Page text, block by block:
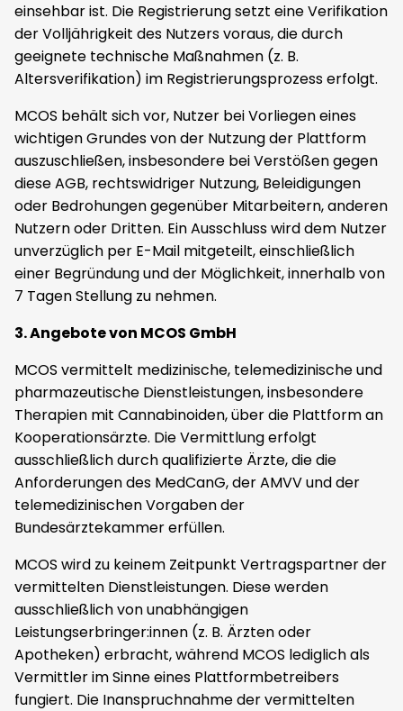
einsehbar ist. Die Registrierung setzt eine Verifikation
der Volljährigkeit des Nutzers voraus, die durch
geeignete technische Maßnahmen (z. B.
Altersverifikation) im Registrierungsprozess erfolgt.
MCOS behält sich vor, Nutzer bei Vorliegen eines
wichtigen Grundes von der Nutzung der Plattform
auszuschließen, insbesondere bei Verstößen gegen
diese AGB, rechtswidriger Nutzung, Beleidigungen
oder Bedrohungen gegenüber Mitarbeitern, anderen
Nutzern oder Dritten. Ein Ausschluss wird dem Nutzer
unverzüglich per E-Mail mitgeteilt, einschließlich
einer Begründung und der Möglichkeit, innerhalb von
7 Tagen Stellung zu nehmen.
3. Angebote von MCOS GmbH
MCOS vermittelt medizinische, telemedizinische und
pharmazeutische Dienstleistungen, insbesondere
Therapien mit Cannabinoiden, über die Plattform an
Kooperationsärzte. Die Vermittlung erfolgt
ausschließlich durch qualifizierte Ärzte, die die
Anforderungen des MedCanG, der AMVV und der
telemedizinischen Vorgaben der
Bundesärztekammer erfüllen.
MCOS wird zu keinem Zeitpunkt Vertragspartner der
vermittelten Dienstleistungen. Diese werden
ausschließlich von unabhängigen
Leistungserbringer:innen (z. B. Ärzten oder
Apotheken) erbracht, während MCOS lediglich als
Vermittler im Sinne eines Plattformbetreibers
fungiert. Die Inanspruchnahme der vermittelten